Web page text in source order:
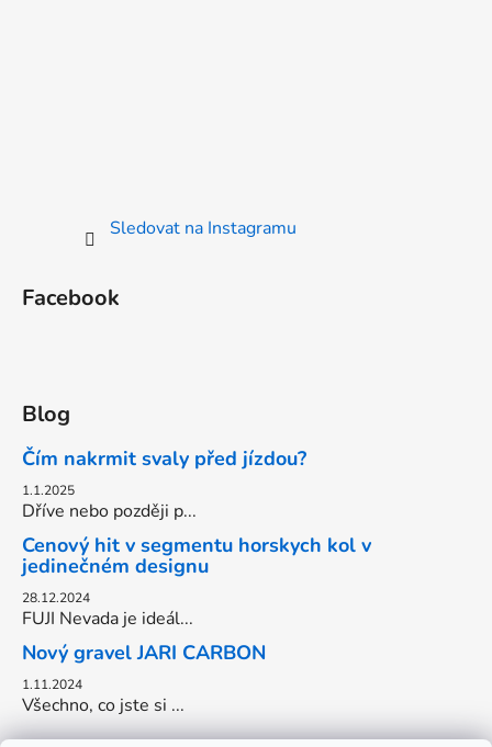
Sledovat na Instagramu
Facebook
Blog
Čím nakrmit svaly před jízdou?
1.1.2025
Dříve nebo později p...
Cenový hit v segmentu horskych kol v
jedinečném designu
28.12.2024
FUJI Nevada je ideál...
Nový gravel JARI CARBON
1.11.2024
Všechno, co jste si ...